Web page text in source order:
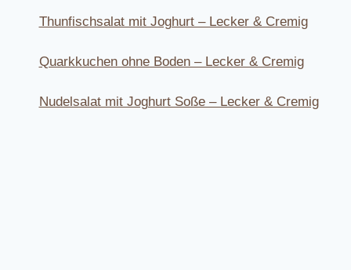
Thunfischsalat mit Joghurt – Lecker & Cremig
Quarkkuchen ohne Boden – Lecker & Cremig
Nudelsalat mit Joghurt Soße – Lecker & Cremig